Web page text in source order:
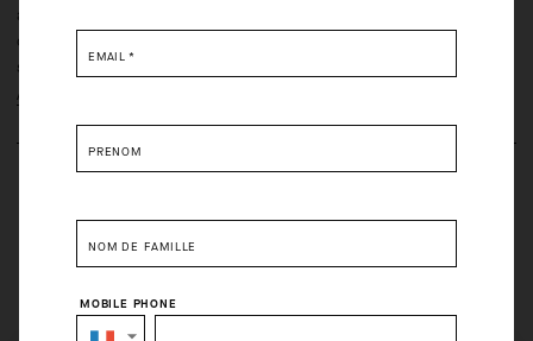
avec une maille thermique micro brossée ultra douce. Look
décontracté intemporel et coupe épurée : des qualités qui
séduisent en toute occasion.
Apprendre encore plus
Retours gratuits dans les trente (30) jours de la réception
EMAIL *
PRÉNOM
NOM DE FAMILLE
MOBILE PHONE